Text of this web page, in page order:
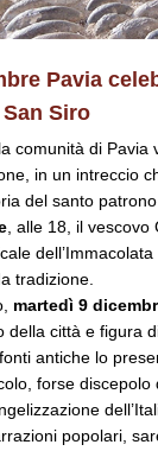
Pavia
Siro
comunità di Pavia
in un intreccio
del santo
, alle 18, il vescovo
tradizione.
martedì 9
della città e figura
antiche lo
forse discepolo
popolari,